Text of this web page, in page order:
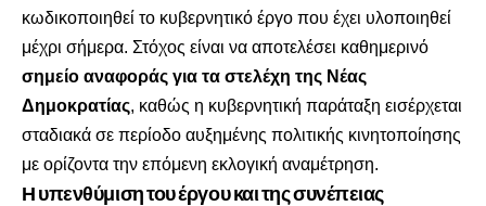
κωδικοποιηθεί το κυβερνητικό έργο που έχει υλοποιηθεί
μέχρι σήμερα. Στόχος είναι να αποτελέσει καθημερινό
σημείο αναφοράς για τα στελέχη της Νέας
Δημοκρατίας, καθώς η κυβερνητική παράταξη εισέρχεται
σταδιακά σε περίοδο αυξημένης πολιτικής κινητοποίησης
με ορίζοντα την επόμενη εκλογική αναμέτρηση.
Η υπενθύμιση του έργου και της συνέπειας